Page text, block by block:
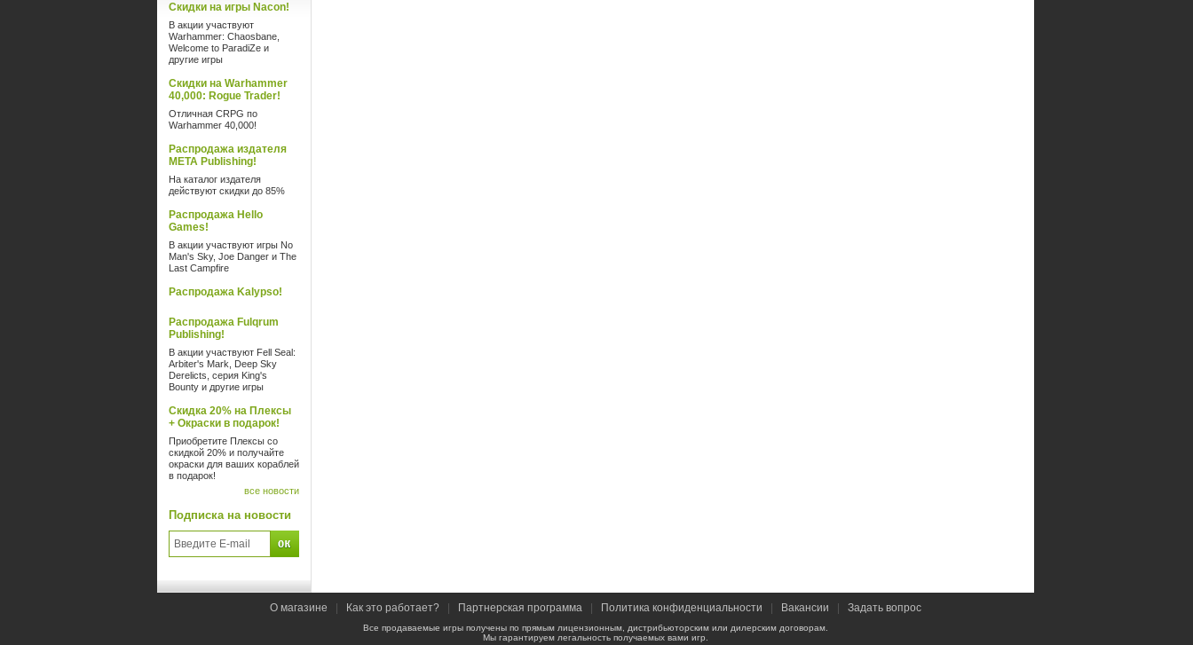
Скидки на игры Nacon!
В акции участвуют
Warhammer: Chaosbane,
Welcome to ParadiZe и
другие игры
Скидки на Warhammer
40,000: Rogue Trader!
Отличная CRPG по
Warhammer 40,000!
Распродажа издателя
META Publishing!
На каталог издателя
действуют скидки до 85%
Распродажа Hello
Games!
В акции участвуют игры No
Man's Sky, Joe Danger и The
Last Campfire
Распродажа Kalypso!
Распродажа Fulqrum
Publishing!
В акции участвуют Fell Seal:
Arbiter's Mark, Deep Sky
Derelicts, серия King's
Bounty и другие игры
Скидка 20% на Плексы
+ Окраски в подарок!
Приобретите Плексы со
скидкой 20% и получайте
окраски для ваших кораблей
в подарок!
все новости
Подписка на новости
О магазине Как это работает? Партнерская программа Политика конфиденциальности Вакансии Задать вопрос
Все продаваемые игры получены по прямым лицензионным, дистрибьюторским или дилерским договорам.
Мы гарантируем легальность получаемых вами игр.